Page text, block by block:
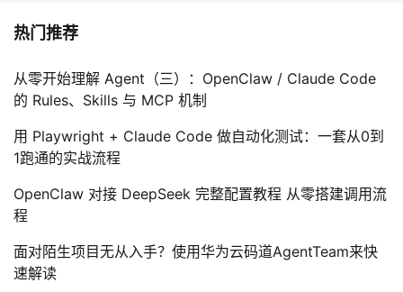
热门推荐
从零开始理解 Agent（三）：OpenClaw / Claude Code
的 Rules、Skills 与 MCP 机制
用 Playwright + Claude Code 做自动化测试：一套从0到
1跑通的实战流程
OpenClaw 对接 DeepSeek 完整配置教程 从零搭建调用流
程
面对陌生项目无从入手？使用华为云码道AgentTeam来快
速解读